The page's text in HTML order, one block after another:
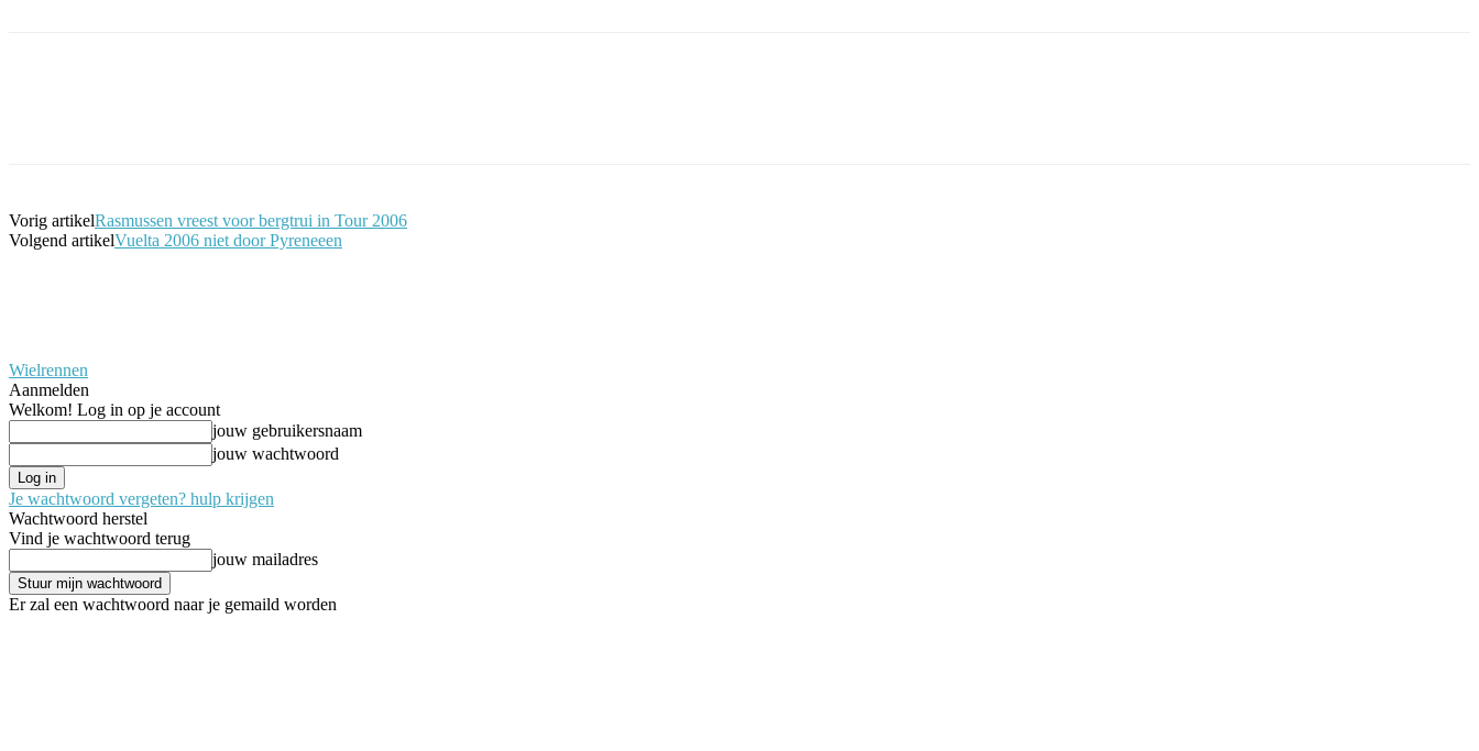
Vorig artikelRasmussen vreest voor bergtrui in Tour 2006
Volgend artikelVuelta 2006 niet door Pyreneeen
Wielrennen
Aanmelden
Welkom! Log in op je account
jouw gebruikersnaam
jouw wachtwoord
Je wachtwoord vergeten? hulp krijgen
Wachtwoord herstel
Vind je wachtwoord terug
jouw mailadres
Er zal een wachtwoord naar je gemaild worden